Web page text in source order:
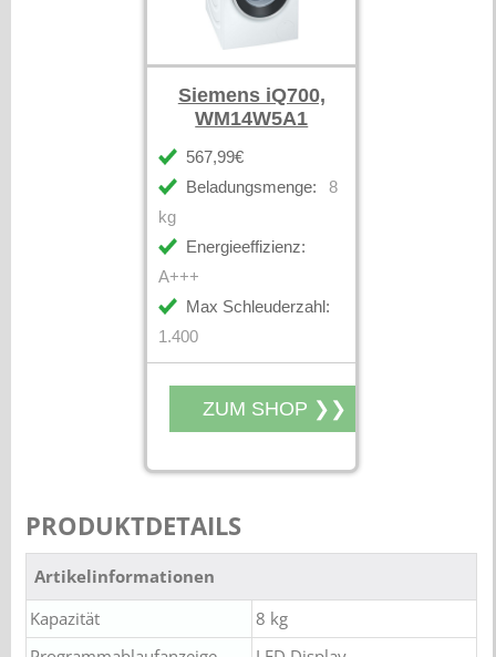
Siemens iQ700,
WM14W5A1
567,99€
Beladungsmenge:
8
kg
Energieeffizienz:
A+++
Max Schleuderzahl:
1.400
PRODUKTDETAILS
Artikelinformationen
Kapazität
8 kg